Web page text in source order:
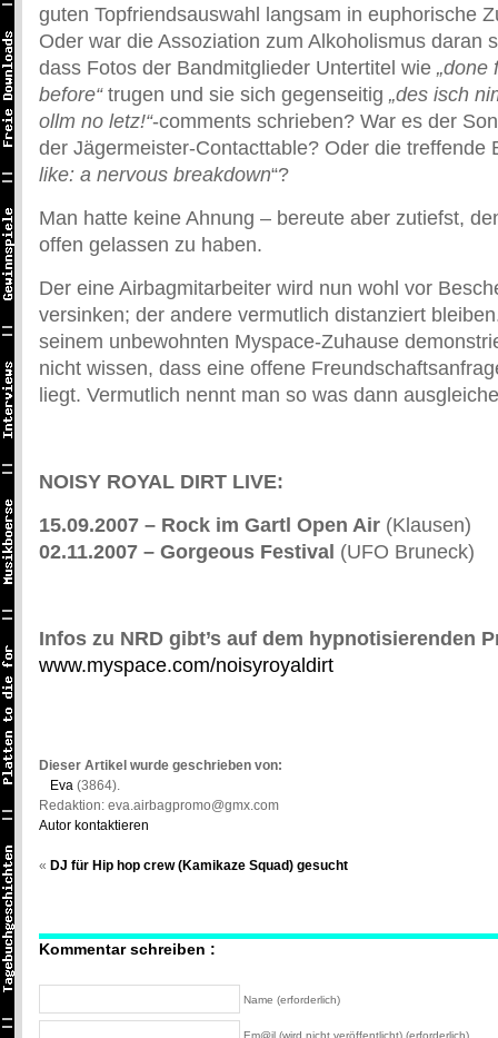
guten Topfriendsauswahl langsam in euphorische
Oder war die Assoziation zum Alkoholismus daran
dass Fotos der Bandmitglieder Untertitel wie „done
before“trugen und sie sich gegenseitig „des isch
ollm no letz!“-comments schrieben? War es der
der Jägermeister-Contacttable? Oder die treffende
like: a nervous breakdown“?
Man hatte keine Ahnung – bereute aber zutiefst,
offen gelassen zu haben.
Der eine Airbagmitarbeiter wird nun wohl vor
versinken; der andere vermutlich distanziert
seinem unbewohnten Myspace-Zuhause
nicht wissen, dass eine offene
liegt. Vermutlich nennt man so was dann
NOISY ROYAL DIRT LIVE:
15.09.2007 – Rock im Gartl Open Air (Klausen)
02.11.2007 – Gorgeous Festival (UFO Bruneck)
Infos zu NRD gibt’s auf dem hypnotisierenden
www.myspace.com/noisyroyaldirt
Dieser Artikel wurde geschrieben von:
Eva (3864).
Redaktion: eva.airbagpromo@gmx.com
Autor kontaktieren
« DJ für Hip hop crew (Kamikaze Squad) gesucht
Kommentar schreiben :
Name (erforderlich)
Em@il (wird nicht veröffentlicht) (erforderlich)